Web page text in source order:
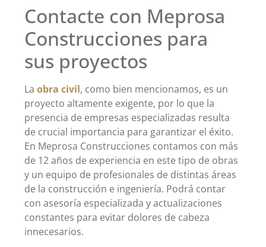
Contacte con Meprosa
Construcciones para
sus proyectos
La obra civil, como bien mencionamos, es un
proyecto altamente exigente, por lo que la
presencia de empresas especializadas resulta
de crucial importancia para garantizar el éxito.
En Meprosa Construcciones contamos con más
de 12 años de experiencia en este tipo de obras
y un equipo de profesionales de distintas áreas
de la construcción e ingeniería. Podrá contar
con asesoría especializada y actualizaciones
constantes para evitar dolores de cabeza
innecesarios.